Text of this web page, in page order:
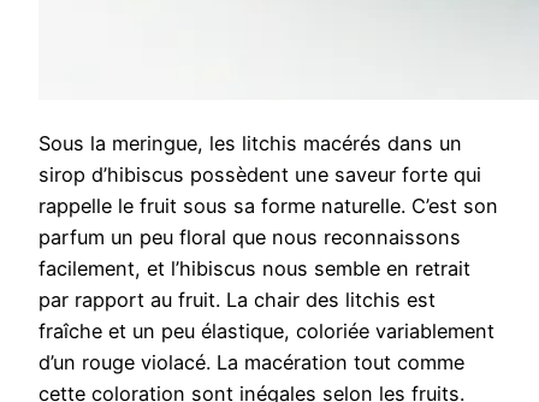
Sous la meringue, les litchis macérés dans un
sirop d’hibiscus possèdent une saveur forte qui
rappelle le fruit sous sa forme naturelle. C’est son
parfum un peu floral que nous reconnaissons
facilement, et l’hibiscus nous semble en retrait
par rapport au fruit. La chair des litchis est
fraîche et un peu élastique, coloriée variablement
d’un rouge violacé. La macération tout comme
cette coloration sont inégales selon les fruits.